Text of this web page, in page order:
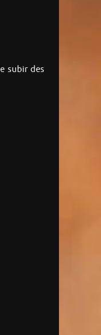
subir des